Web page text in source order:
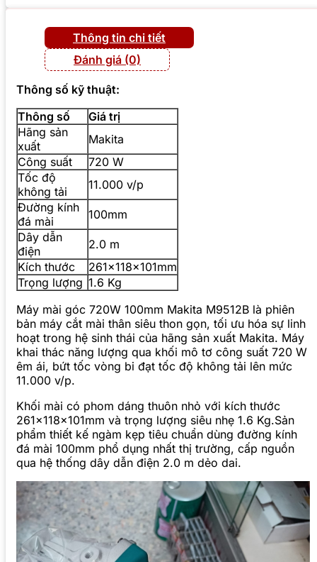
Thông tin chi tiết
Đánh giá (0)
Thông số kỹ thuật:
Thông số
Giá trị
Hãng sản
xuất
Makita
Công suất
720 W
Tốc độ
không tải
11.000 v/p
Đường kính
đá mài
100mm
Dây dẫn
điện
2.0 m
Kích thước
261x118x101mm
Trọng lượng 1.6 Kg
Máy mài góc 720W 100mm Makita M9512B là phiên
bản máy cắt mài thân siêu thon gọn, tối ưu hóa sự linh
hoạt trong hệ sinh thái của hãng sản xuất Makita. Máy
khai thác năng lượng qua khối mô tơ công suất 720 W
êm ái, bứt tốc vòng bi đạt tốc độ không tải lên mức
11.000 v/p.
Khối mài có phom dáng thuôn nhỏ với kích thước
261x118x101mm và trọng lượng siêu nhẹ 1.6 Kg.Sản
phẩm thiết kế ngàm kẹp tiêu chuẩn dùng đường kính
đá mài 100mm phổ dụng nhất thị trường, cấp nguồn
qua hệ thống dây dẫn điện 2.0 m dẻo dai.